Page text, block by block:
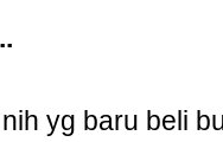
yg baru beli